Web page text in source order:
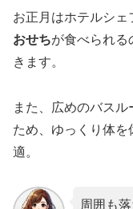
お正月はホテルシェ
おせちが食べられる
きます。
また、広めのバス
ため、ゆっくり体
適。
周囲も